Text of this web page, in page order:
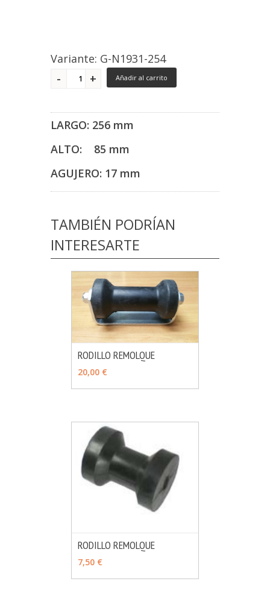
Variante: G-N1931-254
Añadir al carrito
LARGO: 256 mm
ALTO: 85 mm
AGUJERO: 17 mm
TAMBIÉN PODRÍAN
INTERESARTE
RODILLO REMOLQUE
20,00 €
RODILLO REMOLQUE
7,50 €